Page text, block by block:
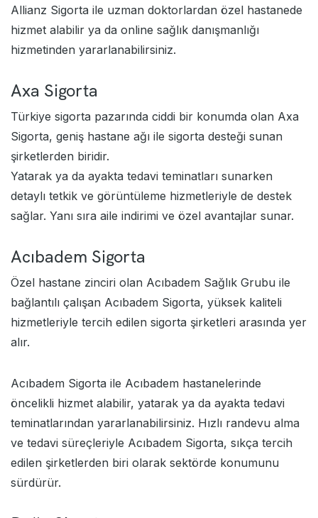
Allianz Sigorta ile uzman doktorlardan özel hastanede
hizmet alabilir ya da online sağlık danışmanlığı
hizmetinden yararlanabilirsiniz.
Axa Sigorta
Türkiye sigorta pazarında ciddi bir konumda olan Axa
Sigorta, geniş hastane ağı ile sigorta desteği sunan
şirketlerden biridir.
Yatarak ya da ayakta tedavi teminatları sunarken
detaylı tetkik ve görüntüleme hizmetleriyle de destek
sağlar. Yanı sıra aile indirimi ve özel avantajlar sunar.
Acıbadem Sigorta
Özel hastane zinciri olan Acıbadem Sağlık Grubu ile
bağlantılı çalışan Acıbadem Sigorta, yüksek kaliteli
hizmetleriyle tercih edilen sigorta şirketleri arasında yer
alır.
Acıbadem Sigorta ile Acıbadem hastanelerinde
öncelikli hizmet alabilir, yatarak ya da ayakta tedavi
teminatlarından yararlanabilirsiniz. Hızlı randevu alma
ve tedavi süreçleriyle Acıbadem Sigorta, sıkça tercih
edilen şirketlerden biri olarak sektörde konumunu
sürdürür.